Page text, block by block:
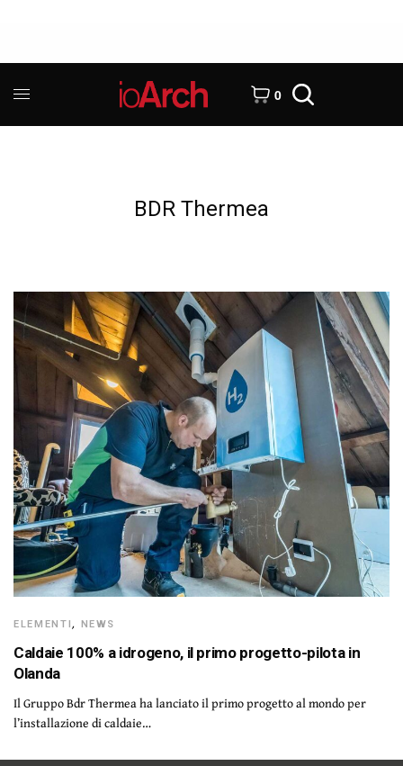
0
BDR Thermea
ELEMENTI, NEWS
Caldaie 100% a idrogeno, il primo progetto-pilota in
Olanda
Il Gruppo Bdr Thermea ha lanciato il primo progetto al mondo per
l’installazione di caldaie…